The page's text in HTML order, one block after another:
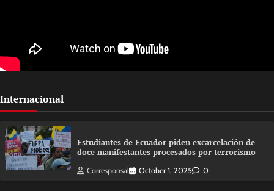
Internacional
Estudiantes de Ecuador piden excarcelación de
doce manifestantes procesados por terrorismo
Corresponsal October 1, 2025 0